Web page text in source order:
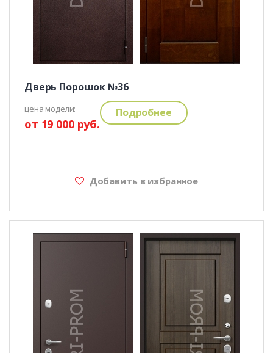
Дверь Порошок №36
цена модели:
от 19 000 руб.
Подробнее
Добавить в избранное